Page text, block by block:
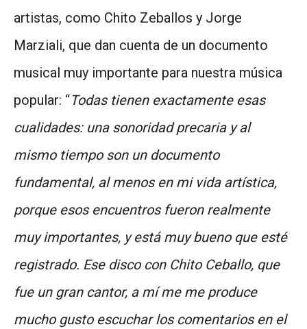
artistas, como Chito Zeballos y Jorge
Marziali, que dan cuenta de un documento
musical muy importante para nuestra música
popular: “Todas tienen exactamente esas
cualidades: una sonoridad precaria y al
mismo tiempo son un documento
fundamental, al menos en mi vida artística,
porque esos encuentros fueron realmente
muy importantes, y está muy bueno que esté
registrado. Ese disco con Chito Ceballo, que
fue un gran cantor, a mí me me produce
mucho gusto escuchar los comentarios en el